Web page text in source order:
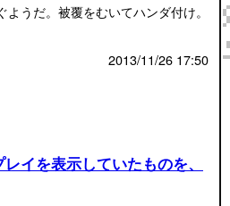
うだ。被覆をむいてハンダ付け。
2013/11/26 17:50
イを表示していたものを、